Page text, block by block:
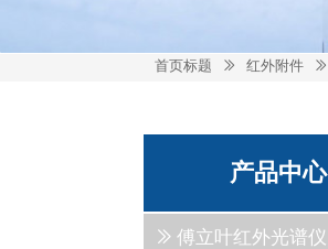
首页标题 ꅀ 红外附件 ꅀ
产品中心
ꅀ 傅立叶红外光谱仪